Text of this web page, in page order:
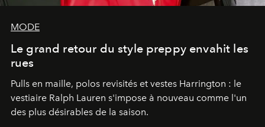
MODE
Le grand retour du style preppy envahit les
rues
Pulls en maille, polos revisités et vestes Harrington : le
vestiaire Ralph Lauren s'impose à nouveau comme l'un
des plus désirables de la saison.